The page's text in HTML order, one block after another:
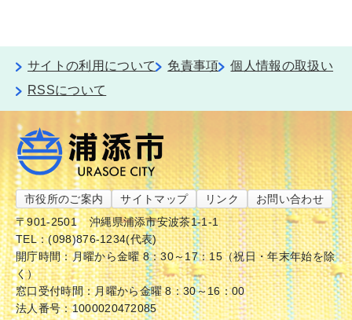
サイトの利用について 免責事項
個人情報の取扱い
RSSについて
市役所のご案内 サイトマップ リンク
お問い合わせ
〒901-2501
沖縄県浦添市安波茶1-1-1
TEL：(098)876-1234(代表)
開庁時間：月曜から金曜 8：30～17：15（祝日・年末年始を除
く）
窓口受付時間：月曜から金曜 8：30～16：00
法人番号：1000020472085